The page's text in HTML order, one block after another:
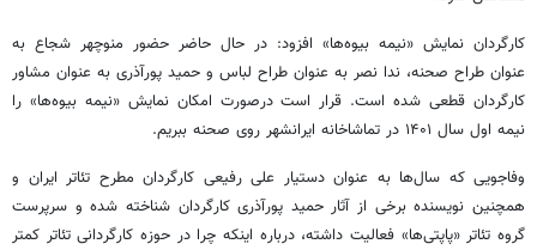
کارگردان نمایش «نیمه بیوه‌ها» افزود: در حال حاضر حضور منوچهر شجاع به
عنوان طراح صحنه، ندا نصر به عنوان طراح لباس و حمید پورآذری به عنوان مشاور
کارگردان قطعی شده است. قرار است درصورت امکان نمایش «نیمه بیوه‌ها» را
نیمه اول سال ۱۴۰۱ در تماشاخانه ایرانشهر روی صحنه ببریم.
وفاجویی که سال‌ها به عنوان دستیار علی رفیعی کارگردان مطرح تئاتر ایران و
همچنین نویسنده برخی از آثار حمید پورآذری کارگردان شناخته شده و سرپرست
گروه تئاتر «پاپتی‌ها» فعالیت داشته، درباره اینکه چرا در حوزه کارگردانی تئاتر کمتر